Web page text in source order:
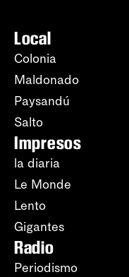
Local
Colonia
Maldonado
Paysandú
Salto
Impresos
la diaria
Le Monde
Lento
Gigantes
Radio
Periodismo